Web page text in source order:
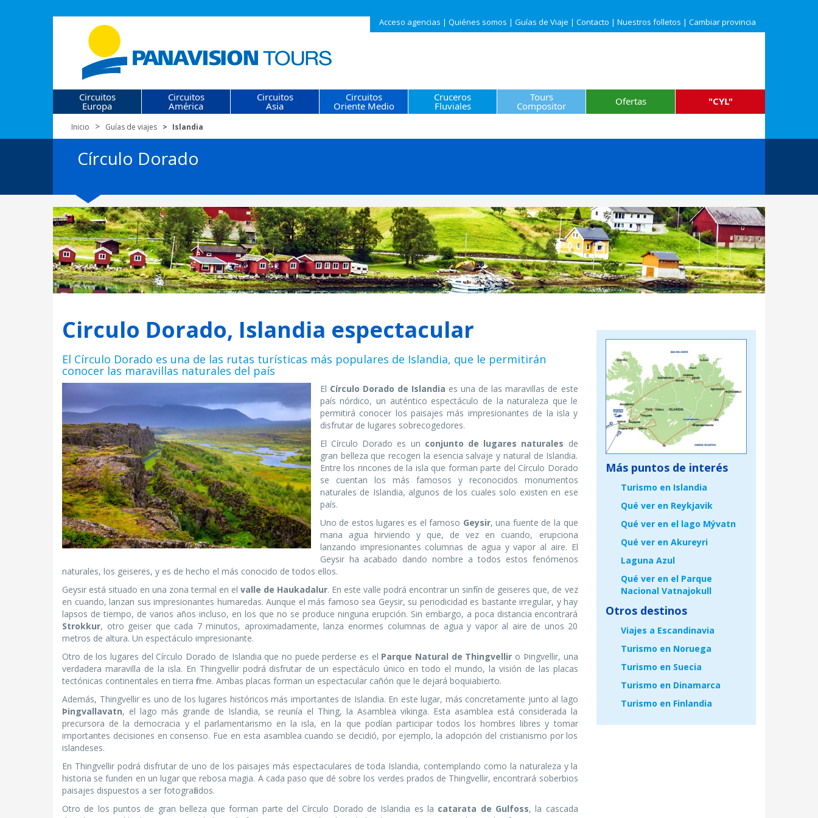
Acceso agencias | Quiénes somos | Guías de Viaje | Contacto | Nuestros folletos | Cambiar provincia
Circuitos
Europa
Circuitos
América
Circuitos
Asia
Circuitos
Oriente Medio
Cruceros
Fluviales
Tours
Compositor Ofertas "CYL"
Inicio Guías de viajes Islandia
Círculo Dorado
Circulo Dorado, Islandia espectacular
El Círculo Dorado es una de las rutas turísticas más populares de Islandia, que le permitirán
conocer las maravillas naturales del país
El Círculo Dorado de Islandia es una de las maravillas de este
país nórdico, un auténtico espectáculo de la naturaleza que le
permitirá conocer los paisajes más impresionantes de la isla y
disfrutar de lugares sobrecogedores.
El Círculo Dorado es un conjunto de lugares naturales de
gran belleza que recogen la esencia salvaje y natural de Islandia.
Entre los rincones de la isla que forman parte del Círculo Dorado
se cuentan los más famosos y reconocidos monumentos
naturales de Islandia, algunos de los cuales solo existen en ese
país.
Uno de estos lugares es el famoso Geysir, una fuente de la que
mana agua hirviendo y que, de vez en cuando, erupciona
lanzando impresionantes columnas de agua y vapor al aire. El
Geysir ha acabado dando nombre a todos estos fenómenos
naturales, los geiseres, y es de hecho el más conocido de todos ellos.
Geysir está situado en una zona termal en elvalle de Haukadalur. En este valle podrá encontrar un sinfín de geiseres que, de vez
en cuando, lanzan sus impresionantes humaredas. Aunque el más famoso sea Geysir, su periodicidad es bastante irregular, y hay
lapsos de tiempo, de varios años incluso, en los que no se produce ninguna erupción. Sin embargo, a poca distancia encontrará
Strokkur, otro geiser que cada 7 minutos, aproximadamente, lanza enormes columnas de agua y vapor al aire de unos 20
metros de altura. Un espectáculo impresionante.
Otro de los lugares del Círculo Dorado de Islandia que no puede perderse es el Parque Natural de Thingvellir o Þingvellir, una
verdadera maravilla de la isla. En Thingvellir podrá disfrutar de un espectáculo único en todo el mundo, la visión de las placas
tectónicas continentales en tierra firme. Ambas placas forman un espectacular cañón que le dejará boquiabierto.
Además, Thingvellir es uno de los lugares históricos más importantes de Islandia. En este lugar, más concretamente junto al lago
Þingvallavatn, el lago más grande de Islandia, se reunía el Thing, la Asamblea vikinga. Esta asamblea está considerada la
precursora de la democracia y el parlamentarismo en la isla, en la que podían participar todos los hombres libres y tomar
importantes decisiones en consenso. Fue en esta asamblea cuando se decidió, por ejemplo, la adopción del cristianismo por los
islandeses.
En Thingvellir podrá disfrutar de uno de los paisajes más espectaculares de toda Islandia, contemplando como la naturaleza y la
historia se funden en un lugar que rebosa magia. A cada paso que dé sobre los verdes prados de Thingvellir, encontrará soberbios
paisajes dispuestos a ser fotografiados.
Otro de los puntos de gran belleza que forman parte del Círculo Dorado de Islandia es la catarata de Gulfoss, la cascada
Más puntos de interés
Turismo en Islandia
Qué ver en Reykjavik
Qué ver en el lago Mývatn
Qué ver en Akureyri
Laguna Azul
Qué ver en el Parque
Nacional Vatnajokull
Otros destinos
Viajes a Escandinavia
Turismo en Noruega
Turismo en Suecia
Turismo en Dinamarca
Turismo en Finlandia